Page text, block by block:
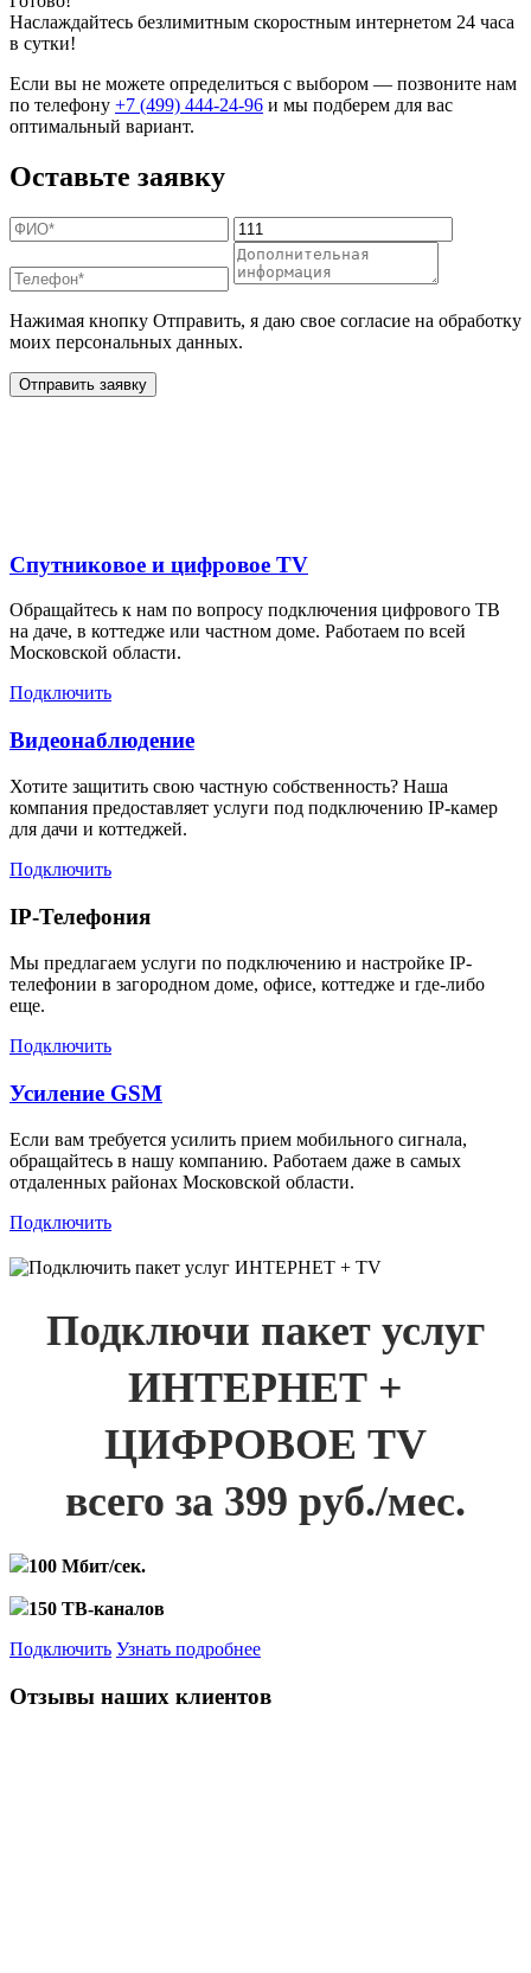
Наслаждайтесь безлимитным скоростным интернетом 24 часа
в сутки!
Если вы не можете определиться с выбором — позвоните нам
по телефону +7 (499) 444-24-96 и мы подберем для вас
оптимальный вариант.
Оставьте заявку
Нажимая кнопку Отправить, я даю свое согласие на обработку
моих персональных данных.
Отправить заявку
Спутниковое и цифровое TV
Обращайтесь к нам по вопросу подключения цифрового ТВ
на даче, в коттедже или частном доме. Работаем по всей
Московской области.
Подключить
Видеонаблюдение
Хотите защитить свою частную собственность? Наша
компания предоставляет услуги под подключению IP-камер
для дачи и коттеджей.
Подключить
IP-Телефония
Мы предлагаем услуги по подключению и настройке IP-
телефонии в загородном доме, офисе, коттедже и где-либо
еще.
Подключить
Усиление GSM
Если вам требуется усилить прием мобильного сигнала,
обращайтесь в нашу компанию. Работаем даже в самых
отдаленных районах Московской области.
Подключить
Подключи пакет услуг
ИНТЕРНЕТ +
ЦИФРОВОЕ TV
всего за 399 руб./мес.
100 Мбит/сек.
150 ТВ-каналов
Подключить Узнать подробнее
Отзывы наших клиентов